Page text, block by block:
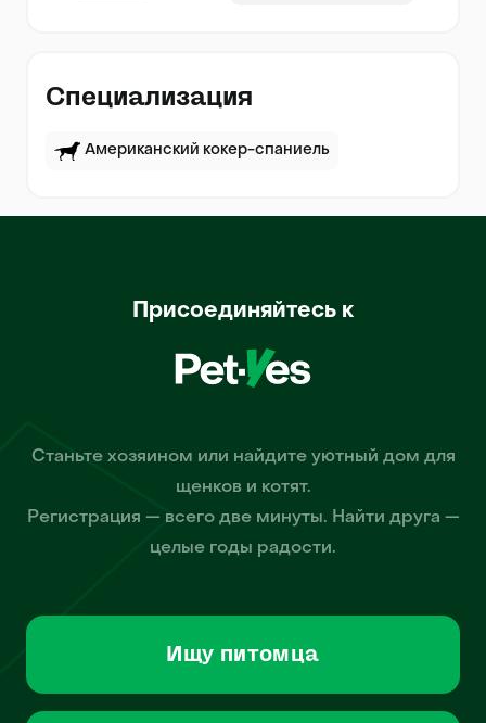
Специализация
Американский кокер-спаниель
Присоединяйтесь к
Станьте хозяином или найдите уютный дом для
щенков и котят.
Регистрация — всего две минуты. Найти друга —
целые годы радости.
Ищу питомца